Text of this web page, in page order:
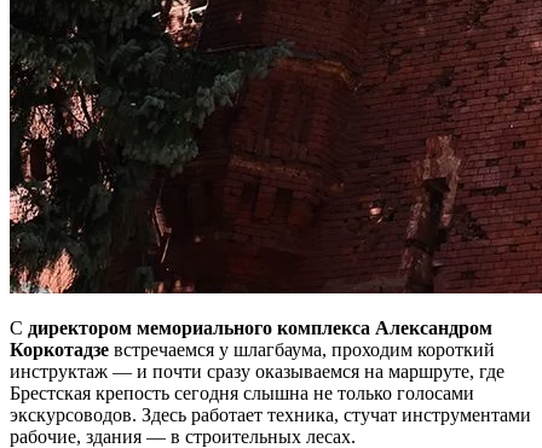
С директором мемориального комплекса Александром
Коркотадзе встречаемся у шлагбаума, проходим короткий
инструктаж — и почти сразу оказываемся на маршруте, где
Брестская крепость сегодня слышна не только голосами
экскурсоводов. Здесь работает техника, стучат инструментами
рабочие, здания — в строительных лесах.